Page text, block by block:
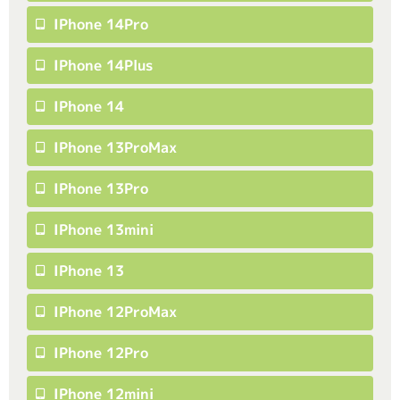
IPhone 14Pro
IPhone 14Plus
IPhone 14
IPhone 13ProMax
IPhone 13Pro
IPhone 13mini
IPhone 13
IPhone 12ProMax
IPhone 12Pro
IPhone 12mini